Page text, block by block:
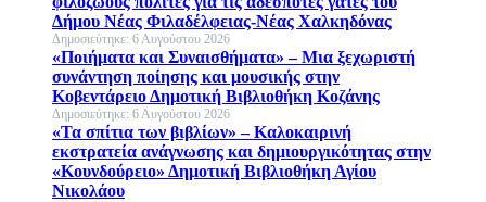
Δήμου Νέας Φιλαδέλφειας-Νέας Χαλκηδόνας
Δημοσιεύτηκε: 6 Αυγούστου 2026
«Ποιήματα και Συναισθήματα» – Μια ξεχωριστή
συνάντηση ποίησης και μουσικής στην
Κοβεντάρειο Δημοτική Βιβλιοθήκη Κοζάνης
Δημοσιεύτηκε: 6 Αυγούστου 2026
«Τα σπίτια των βιβλίων» – Καλοκαιρινή
εκστρατεία ανάγνωσης και δημιουργικότητας στην
«Κουνδούρειο» Δημοτική Βιβλιοθήκη Αγίου
Νικολάου